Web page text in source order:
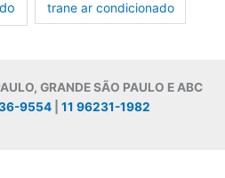
trane ar condicionado
GRANDE SÃO PAULO E ABC
9554 11 96231-1982